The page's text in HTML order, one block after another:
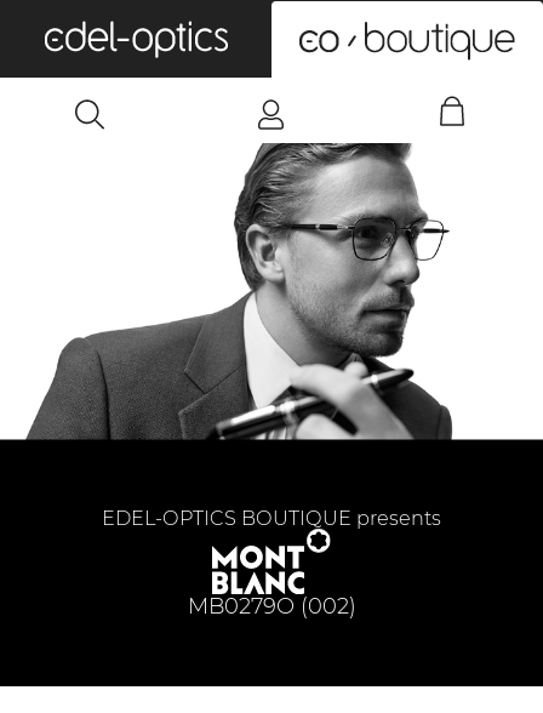
MB0279O (002)
EDEL-OPTICS BOUTIQUE presents